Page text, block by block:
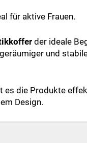
für aktive Frauen.
der ideale
und
es die Produkte
Design.